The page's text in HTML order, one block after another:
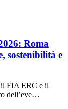
Roma
sostenibilità e
il FIA ERC e il
dell’eve…